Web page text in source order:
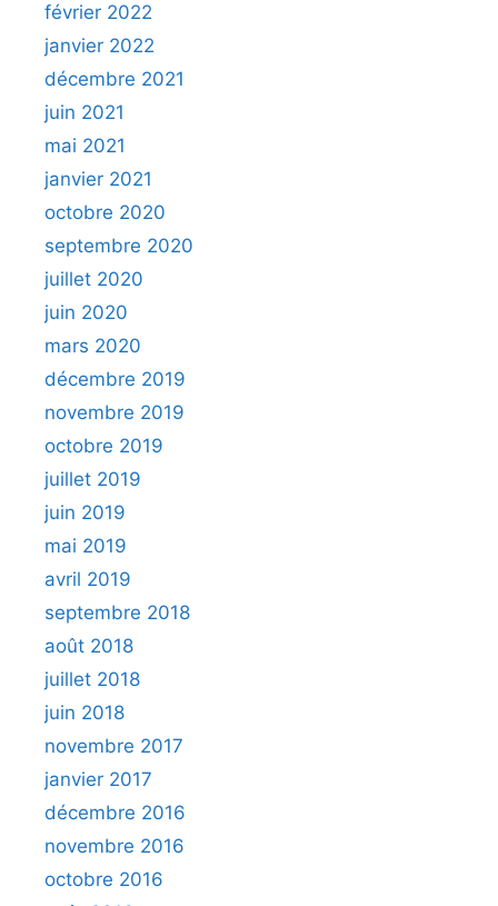
février 2022
janvier 2022
décembre 2021
juin 2021
mai 2021
janvier 2021
octobre 2020
septembre 2020
juillet 2020
juin 2020
mars 2020
décembre 2019
novembre 2019
octobre 2019
juillet 2019
juin 2019
mai 2019
avril 2019
septembre 2018
août 2018
juillet 2018
juin 2018
novembre 2017
janvier 2017
décembre 2016
novembre 2016
octobre 2016